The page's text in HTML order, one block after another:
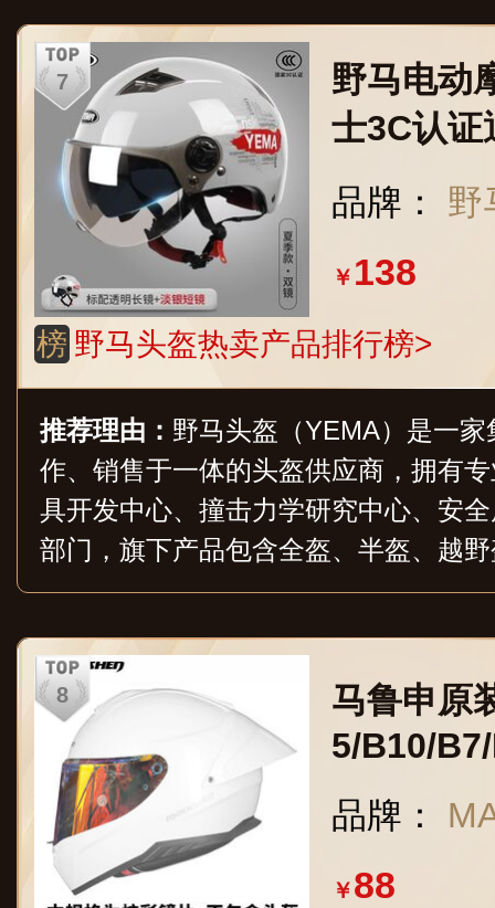
野马电动
士3C认证
双镜片
淡灰字母
品牌： 野
￥ 138
榜 野马头盔热卖产品排行榜>
推荐理由： 野马头盔（YEMA）是一
作、销售于一体的头盔供应商，拥有
具开发中心、撞击力学研究中心、安
部门，旗下产品包含全盔、半盔、越
大类上百个产品，覆盖电动车、摩托
马鲁申原
5/B10/
品牌：
￥88